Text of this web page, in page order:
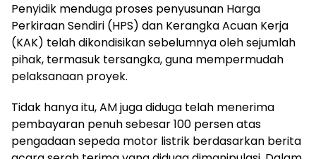
Penyidik menduga proses penyusunan Harga
Perkiraan Sendiri (HPS) dan Kerangka Acuan Kerja
(KAK) telah dikondisikan sebelumnya oleh sejumlah
pihak, termasuk tersangka, guna mempermudah
pelaksanaan proyek.
Tidak hanya itu, AM juga diduga telah menerima
pembayaran penuh sebesar 100 persen atas
pengadaan sepeda motor listrik berdasarkan berita